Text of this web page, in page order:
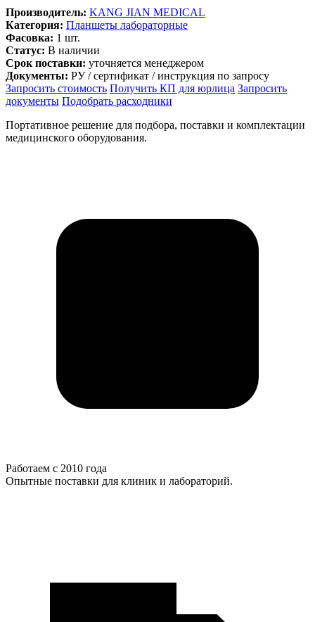
Производитель: KANG JIAN MEDICAL
Категория: Планшеты лабораторные
Фасовка: 1 шт.
Статус: В наличии
Срок поставки: уточняется менеджером
Документы: РУ / сертификат / инструкция по запросу
Запросить стоимость Получить КП для юрлица Запросить
документы Подобрать расходники
Портативное решение для подбора, поставки и комплектации
медицинского оборудования.
Работаем с 2010 года
Опытные поставки для клиник и лабораторий.